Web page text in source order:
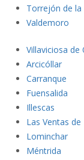
Torrejón de la
Valdemoro
Villaviciosa de
Arcicóllar
Carranque
Fuensalida
Illescas
Las Ventas
Lominchar
Méntrida